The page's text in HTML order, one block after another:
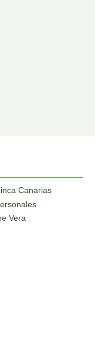
Canarias
Vera